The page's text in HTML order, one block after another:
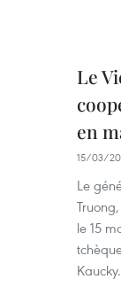
Le
en
15/03/
Le
le 15
Kaucky.